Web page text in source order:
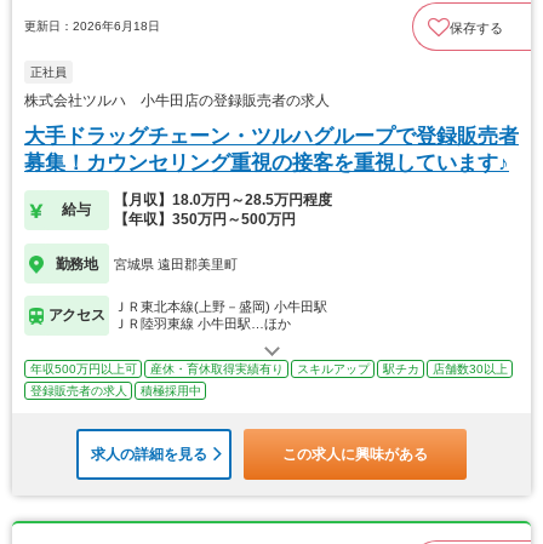
更新日：2026年6月18日 保存する
正社員
株式会社ツルハ 小牛田店の登録販売者の求人
大手ドラッグチェーン・ツルハグループで登録販売者
募集！カウンセリング重視の接客を重視しています♪
給与
【月収】18.0万円～28.5万円程度
【年収】350万円～500万円
勤務地 宮城県 遠田郡美里町
アクセス
ＪＲ東北本線(上野－盛岡) 小牛田駅
ＪＲ陸羽東線 小牛田駅…ほか
年収500万円以上可 産休・育休取得実績有り スキルアップ 駅チカ
店舗数30以上
登録販売者の求人
積極採用中
求人の詳細を見る この求人に興味がある